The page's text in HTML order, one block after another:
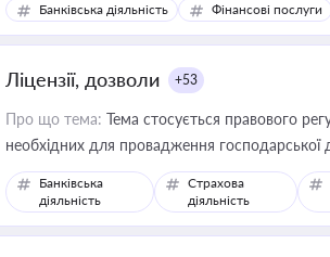
Банківська діяльність Фінансові послуги
Ліцензії, дозволи +53
Про що тема: Тема стосується правового
необхідних для провадження господарської
Банківська
діяльність
Страхова
діяльність